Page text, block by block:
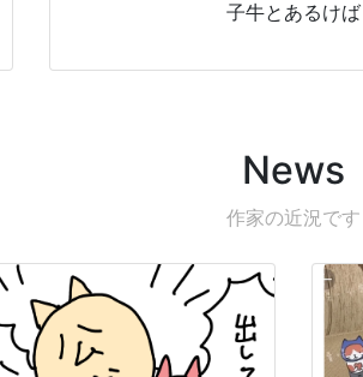
子牛とあるけば
News
作家の近況です